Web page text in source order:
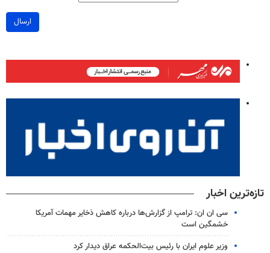
ارسال
تازه‌ترین اخبار
سی ان ان: ترامپ از گزارش‌ها درباره کاهش ذخایر مهمات آمریکا
خشمگین است
وزیر علوم ایران با رئیس بیت‌الحکمه عراق دیدار کرد